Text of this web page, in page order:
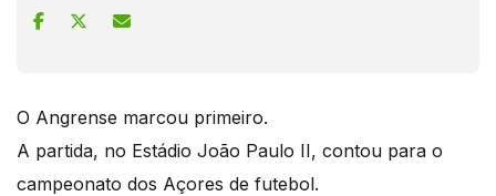
O Angrense marcou primeiro.
A partida, no Estádio João Paulo II, contou para o
campeonato dos Açores de futebol.